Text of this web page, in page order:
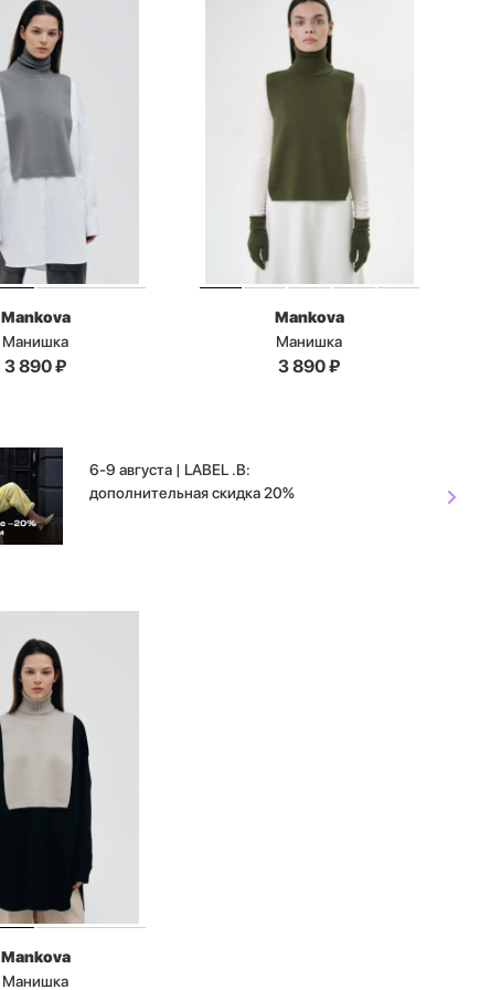
Mankova
Манишка
3 890₽
Mankova
Манишка
3 890₽
6-9 августа | LABEL .B:
дополнительная скидка 20%
Mankova
Манишка